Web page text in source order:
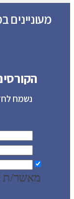
מעוניינים
נשמח
מאשר/ת